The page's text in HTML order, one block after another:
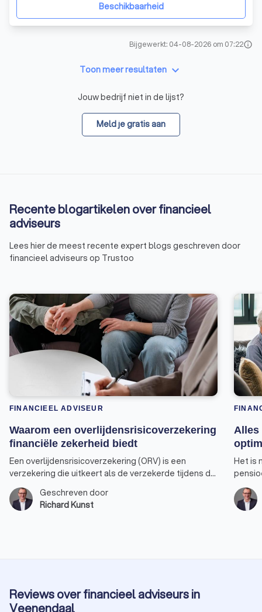
Beschikbaarheid
Bijgewerkt: 04-08-2026 om 07:22info
Toon meer resultaten keyboard_arrow_down
Jouw bedrijf niet in de lijst?
Meld je gratis aan
Recente blogartikelen over financieel
adviseurs
Lees hier de meest recente expert blogs geschreven door
financieel adviseurs op Trustoo
FINANCIEEL ADVISEUR
Waarom een overlijdensrisicoverzekering
financiële zekerheid biedt
Een overlijdensrisicoverzekering (ORV) is een
verzekering die uitkeert als de verzekerde tijdens de
looptijd van de verzekering overlijdt. Dit type
verzekering biedt financiële zekerheid aan de
nabestaanden van de verzekerde, zoals partner,
Geschreven door
Richard Kunst
Alles
Het is
Reviews over financieel adviseurs in
Veenendaal